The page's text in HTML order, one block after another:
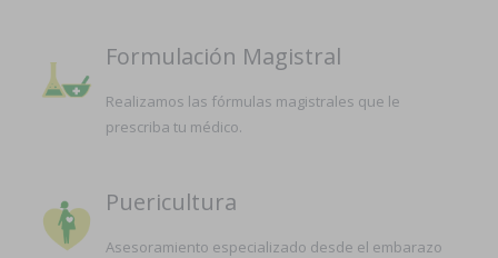
Formulación Magistral
Realizamos las fórmulas magistrales que le
prescriba tu médico.
Puericultura
Asesoramiento especializado desde el embarazo